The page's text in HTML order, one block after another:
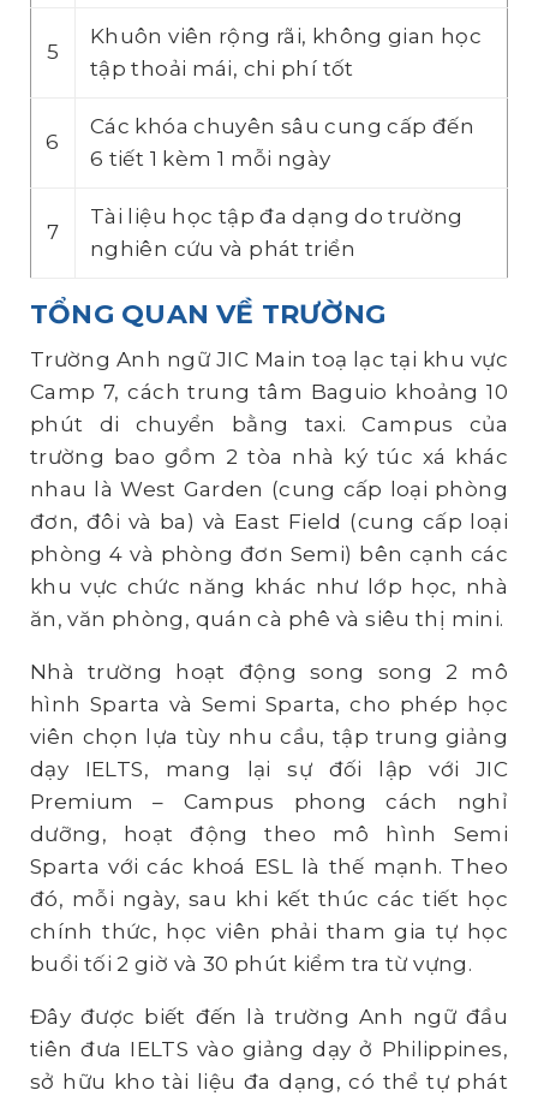
5
Khuôn viên rộng rãi, không gian học
tập thoải mái, chi phí tốt
6
Các khóa chuyên sâu cung cấp đến
6 tiết 1 kèm 1 mỗi ngày
7
Tài liệu học tập đa dạng do trường
nghiên cứu và phát triển
TỔNG QUAN VỀ TRƯỜNG
Trường Anh ngữ JIC Main toạ lạc tại khu vực
Camp 7, cách trung tâm Baguio khoảng 10
phút di chuyển bằng taxi. Campus của
trường bao gồm 2 tòa nhà ký túc xá khác
nhau là West Garden (cung cấp loại phòng
đơn, đôi và ba) và East Field (cung cấp loại
phòng 4 và phòng đơn Semi) bên cạnh các
khu vực chức năng khác như lớp học, nhà
ăn, văn phòng, quán cà phê và siêu thị mini.
Nhà trường hoạt động song song 2 mô
hình Sparta và Semi Sparta, cho phép học
viên chọn lựa tùy nhu cầu, tập trung giảng
dạy IELTS, mang lại sự đối lập với JIC
Premium – Campus phong cách nghỉ
dưỡng, hoạt động theo mô hình Semi
Sparta với các khoá ESL là thế mạnh. Theo
đó, mỗi ngày, sau khi kết thúc các tiết học
chính thức, học viên phải tham gia tự học
buổi tối 2 giờ và 30 phút kiểm tra từ vựng.
Đây được biết đến là trường Anh ngữ đầu
tiên đưa IELTS vào giảng dạy ở Philippines,
sở hữu kho tài liệu đa dạng, có thể tự phát